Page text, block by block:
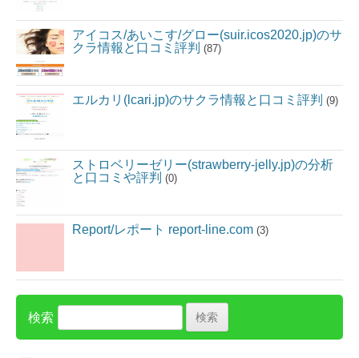
アイコス/あいこす/グロー(suir.icos2020.jp)のサ
クラ情報と口コミ評判 (87)
エルカリ(lcari.jp)のサクラ情報と口コミ評判 (9)
ストロベリーゼリー(strawberry-jelly.jp)の分析
と口コミや評判 (0)
Report/レポート report-line.com (3)
検索